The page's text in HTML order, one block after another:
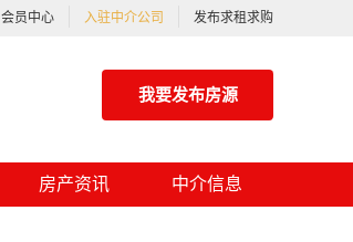
会员中心 入驻中介公司 发布求租求购
我要发布房源
房产资讯 中介信息